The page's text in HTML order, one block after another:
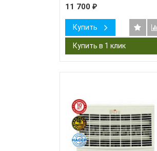
11 700 ₽
Купить